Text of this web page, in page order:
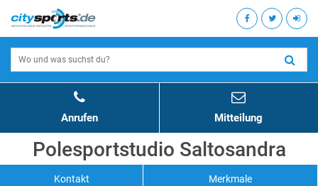
Anrufen Mitteilung
Polesportstudio Saltosandra
Kontakt Merkmale